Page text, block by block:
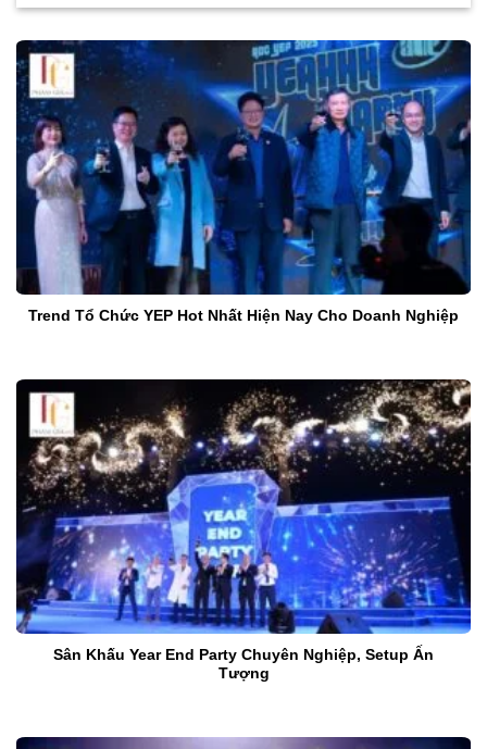
Trend Tổ Chức YEP Hot Nhất Hiện Nay Cho Doanh Nghiệp
Sân Khấu Year End Party Chuyên Nghiệp, Setup Ấn
Tượng